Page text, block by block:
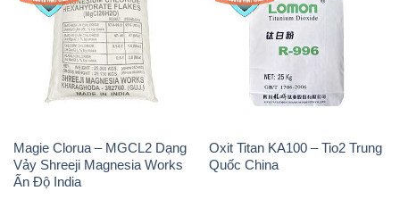
Magie Clorua – MGCL2 Dạng
Vảy Shreeji Magnesia Works
Ấn Độ India
Oxit Titan KA100 – Tio2 Trung
Quốc China